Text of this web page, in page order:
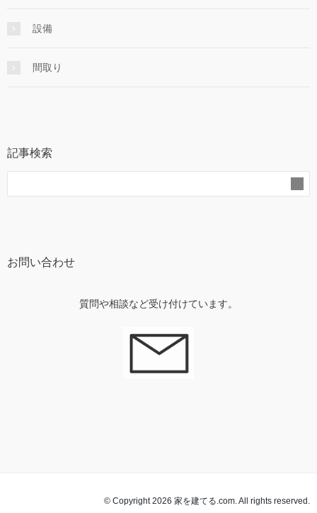
設備
間取り
記事検索
お問い合わせ
質問や相談など受け付けています。
© Copyright 2026 家を建てる.com. All rights reserved.